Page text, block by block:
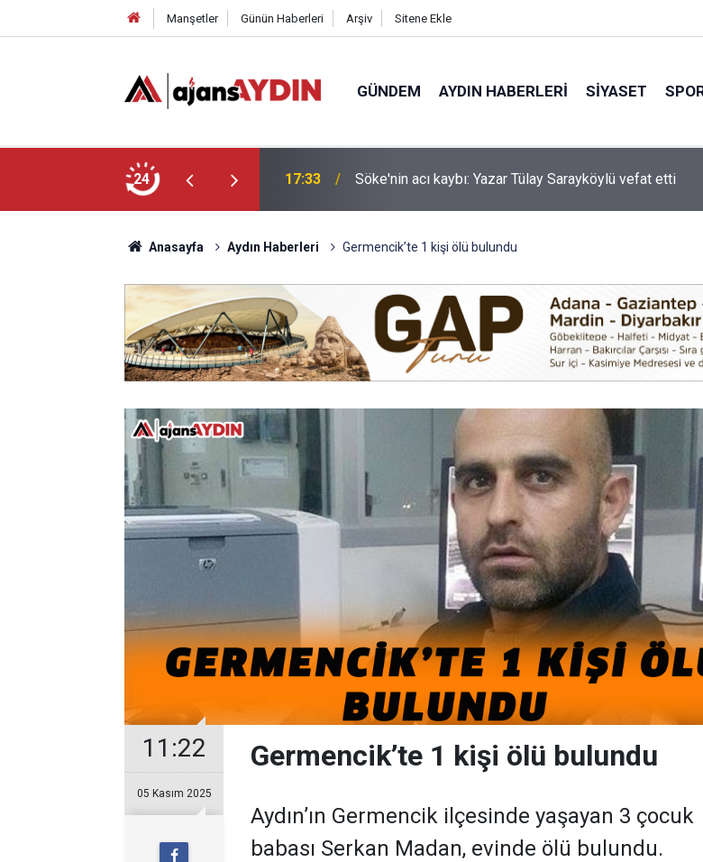
Manşetler Günün Haberleri Arşiv Sitene Ekle
GÜNDEM AYDIN HABERLERI SIYASET
24
17:23
Nazilli'de motosiklet kazası: 16 yaşındaki Mustafa
Anasayfa Aydın Haberleri Germencik’te 1 kişi ölü bulundu
11:22
05 Kasım 2025
Germencik’te 1 kişi ölü bulundu
Aydın’ın Germencik ilçesinde yaşayan 3 çocuk
babası Serkan Madan, evinde ölü bulundu.